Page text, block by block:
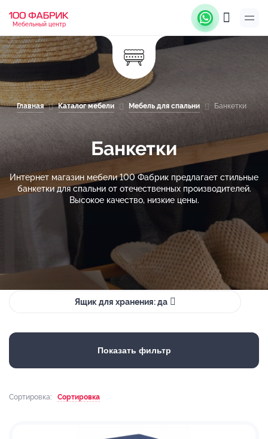
Мебельный центр
Главная Каталог мебели Мебель для спальни Банкетки
Банкетки
Интернет магазин мебели 100 Фабрик предлагает стильные
банкетки для спальни от отечественных производителей.
Высокое качество, низкие цены.
Ящик для хранения: да
Показать фильтр
Сортировка: Сортировка